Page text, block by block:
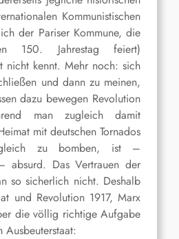
Kommunistischen
der Pariser Kommune,die
150. Jahrestag feiert)
nicht kennt. Mehr noch: sich
und dann zu meinen,
dazu bewegen Revolution
man zugleich damit
mit deutschen Tornados
zu bomben, ist –
absurd. Das Vertrauen der
so sicherlich nicht. Deshalb
und Revolution 1917, Marx
die völlig richtige Aufgabe